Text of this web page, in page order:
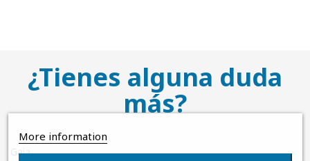
¿Tienes alguna duda
más?
Gaia
More information